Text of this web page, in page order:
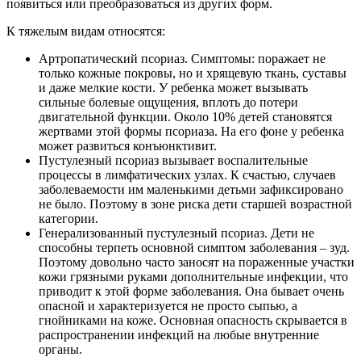
появиться или преобразоваться из других форм.
К тяжелым видам относятся:
Артропатический псориаз. Симптомы: поражает не
только кожные покровы, но и хрящевую ткань, суставы
и даже мелкие кости. У ребенка может вызывать
сильные болевые ощущения, вплоть до потери
двигательной функции. Около 10% детей становятся
жертвами этой формы псориаза. На его фоне у ребенка
может развиться конъюнктивит.
Пустулезный псориаз вызывает воспалительные
процессы в лимфатических узлах. К счастью, случаев
заболеваемости им маленькими детьми зафиксировано
не было. Поэтому в зоне риска дети старшей возрастной
категории.
Генерализованный пустулезный псориаз. Дети не
способны терпеть основной симптом заболевания – зуд.
Поэтому довольно часто заносят на пораженные участки
кожи грязными руками дополнительные инфекции, что
приводит к этой форме заболевания. Она бывает очень
опасной и характеризуется не просто сыпью, а
гнойниками на коже. Основная опасность скрывается в
распространении инфекций на любые внутренние
органы.